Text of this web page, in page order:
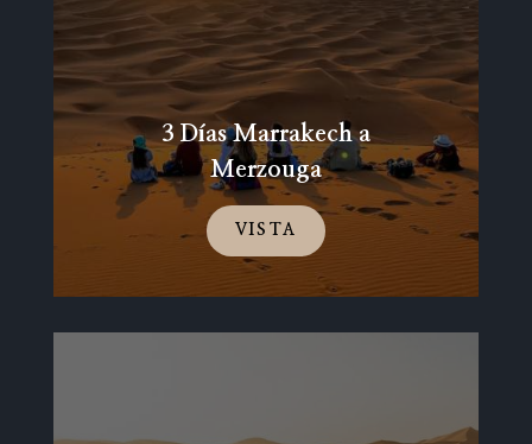
3 Días Marrakech a
Merzouga
VISTA